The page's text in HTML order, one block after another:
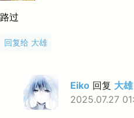
路过
回复给 大雄
Eiko 回复 大雄
2025.07.27